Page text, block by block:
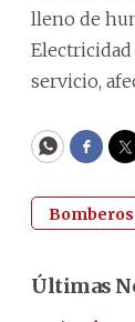
lleno de
servicio,
Últimas